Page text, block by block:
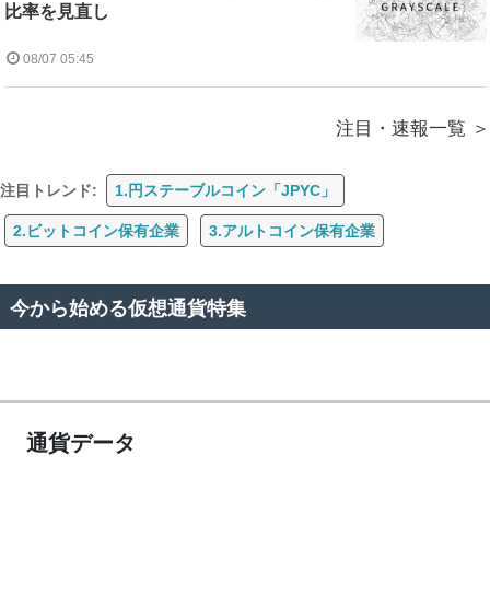
比率を見直し
08/07 05:45
注目・速報一覧
注目トレンド: 1.円ステーブルコイン「JPYC」
2.ビットコイン保有企業 3.アルトコイン保有企業
今から始める仮想通貨特集
通貨データ